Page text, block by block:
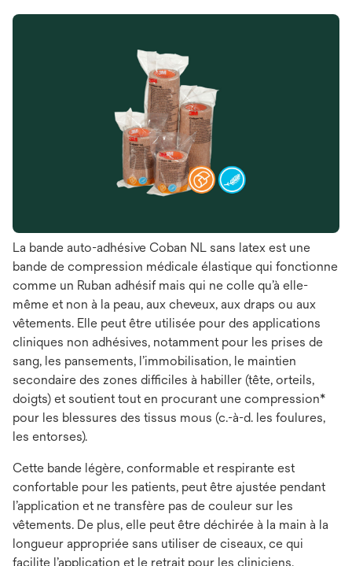
La bande auto-adhésive Coban NL sans latex est une
bande de compression médicale élastique qui fonctionne
comme un Ruban adhésif mais qui ne colle qu’à elle-
même et non à la peau, aux cheveux, aux draps ou aux
vêtements. Elle peut être utilisée pour des applications
cliniques non adhésives, notamment pour les prises de
sang, les pansements, l’immobilisation, le maintien
secondaire des zones difficiles à habiller (tête, orteils,
doigts) et soutient tout en procurant une compression*
pour les blessures des tissus mous (c.-à-d. les foulures,
les entorses).
Cette bande légère, conformable et respirante est
confortable pour les patients, peut être ajustée pendant
l’application et ne transfère pas de couleur sur les
vêtements. De plus, elle peut être déchirée à la main à la
longueur appropriée sans utiliser de ciseaux, ce qui
facilite l’application et le retrait pour les cliniciens.